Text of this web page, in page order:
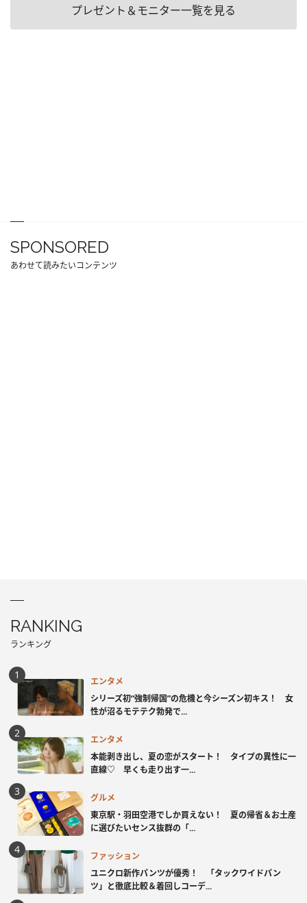
プレゼント＆モニター一覧を見る
SPONSORED
あわせて読みたいコンテンツ
RANKING
ランキング
エンタメ
シリーズ初“強制帰国”の危機と今シーズン初キス！ 女
性が沼るモテテク勃発で...
エンタメ
本能剥き出し、夏の恋がスタート！ タイプの異性に一
直線♡ 早くも走り出す一...
グルメ
東京駅・羽田空港でしか買えない！ 夏の帰省＆お土産
に選びたいセンス抜群の「...
ファッション
ユニクロ新作パンツが優秀！ 「タックワイドパン
ツ」と徹底比較＆着回しコーデ...